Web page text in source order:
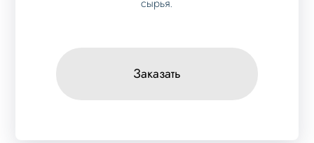
сырья.
Заказать